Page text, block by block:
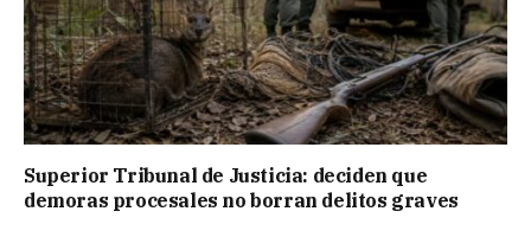
Superior Tribunal de Justicia: deciden que
demoras procesales no borran delitos graves